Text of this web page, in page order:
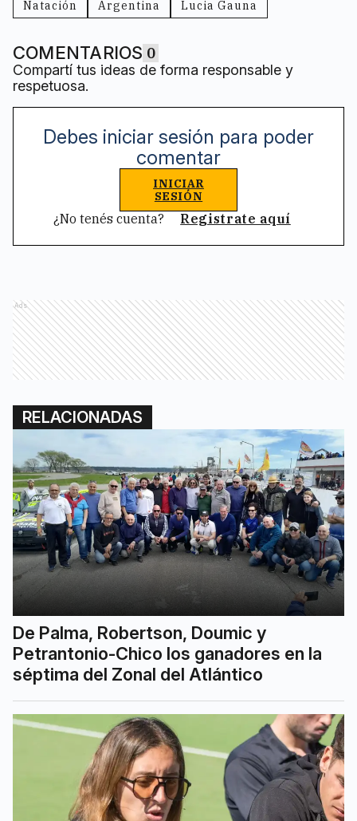
Natación Argentina Lucia Gauna
COMENTARIOS 0
Compartí tus ideas de forma responsable y
respetuosa.
Debes iniciar sesión para poder
comentar
INICIAR
SESIÓN
¿No tenés cuenta? Registrate aquí
Ads
RELACIONADAS
De Palma, Robertson, Doumic y
Petrantonio-Chico los ganadores en la
séptima del Zonal del Atlántico